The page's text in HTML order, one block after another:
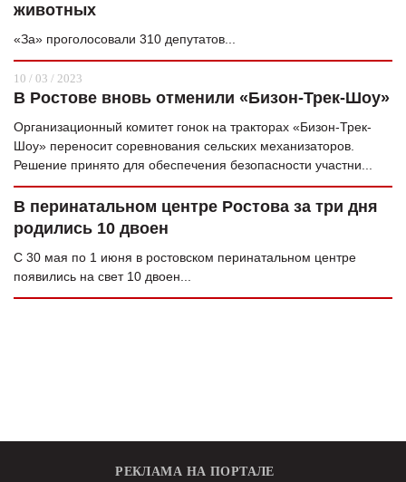
животных
«За» проголосовали 310 депутатов...
10 / 03 / 2023
В Ростове вновь отменили «Бизон-Трек-Шоу»
Организационный комитет гонок на тракторах «Бизон-Трек-
Шоу» переносит соревнования сельских механизаторов.
Решение принято для обеспечения безопасности участни...
В перинатальном центре Ростова за три дня
родились 10 двоен
С 30 мая по 1 июня в ростовском перинатальном центре
появились на свет 10 двоен...
РЕКЛАМА НА ПОРТАЛЕ